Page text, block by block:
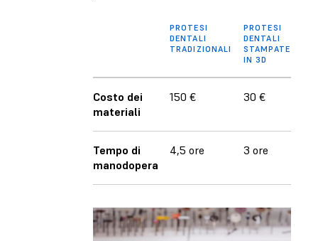
PROTESI
DENTALI
TRADIZIONALI
PROTESI
DENTALI
STAMPATE
IN 3D
Costo dei
materiali
150 € 30 €
Tempo di
manodopera
4,5 ore 3 ore